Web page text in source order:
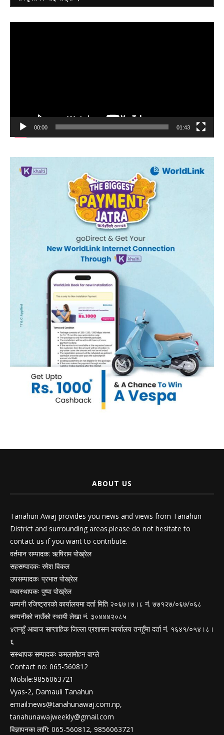
00:00 01:43
ABOUT US
Tanahun Awaj provides you news and views from Tanahun
District and surrounding areas.please do not hesitate to
contact us if you want to contribute.
वर्तमान सम्पादक: ऋषिराम पोख्रेल
सहसम्पादकः रमेश विकल
उपसम्पादकः प्रभात पोख्रेल
व्यवस्थापकः पुष्पा पोख्रेल
कम्पनी रजिष्ट्रारको कार्यालयमा दर्ता मिति २०६७।७।८ नं. ७७१२७/०६७/०६८
कम्पनीको नाउँको स्थायी लेखा नं. ३०४४४२०८५
४तनहुँ आवाज साप्ताहिक जिल्ला प्रशासन कार्यालय तनहुँमा दर्ता नं. १६४१/०५४।८।
६
सस्थापक सम्पादकः कमलामोहन वाग्ले
Contact no: 065-560812
Mobile:9856063721
Vyas-2, Damauli Tanahun
email:news@tanahunawaj.com.np,
tanahunawajweekly@gmail.com
विज्ञापनका लागि: 065-560812, 9856063721